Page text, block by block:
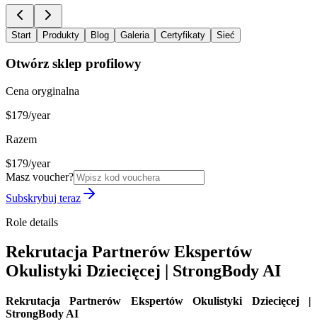
Start Produkty Blog Galeria Certyfikaty Sieć
Otwórz sklep profilowy
Cena oryginalna
$179/year
Razem
$179/year
Masz voucher?
Subskrybuj teraz
Role details
Rekrutacja Partnerów Ekspertów
Okulistyki Dziecięcej | StrongBody AI
Rekrutacja Partnerów Ekspertów Okulistyki Dziecięcej |
StrongBody AI